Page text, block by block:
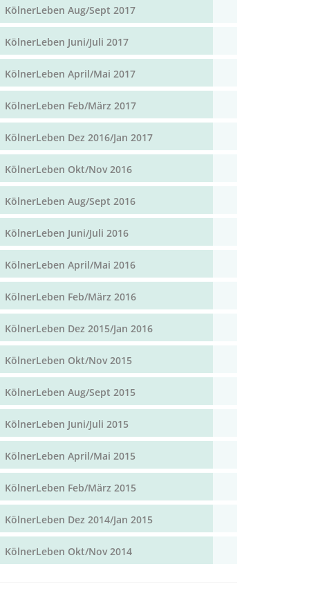
KölnerLeben Aug/Sept 2017
KölnerLeben Juni/Juli 2017
KölnerLeben April/Mai 2017
KölnerLeben Feb/März 2017
KölnerLeben Dez 2016/Jan 2017
KölnerLeben Okt/Nov 2016
KölnerLeben Aug/Sept 2016
KölnerLeben Juni/Juli 2016
KölnerLeben April/Mai 2016
KölnerLeben Feb/März 2016
KölnerLeben Dez 2015/Jan 2016
KölnerLeben Okt/Nov 2015
KölnerLeben Aug/Sept 2015
KölnerLeben Juni/Juli 2015
KölnerLeben April/Mai 2015
KölnerLeben Feb/März 2015
KölnerLeben Dez 2014/Jan 2015
KölnerLeben Okt/Nov 2014